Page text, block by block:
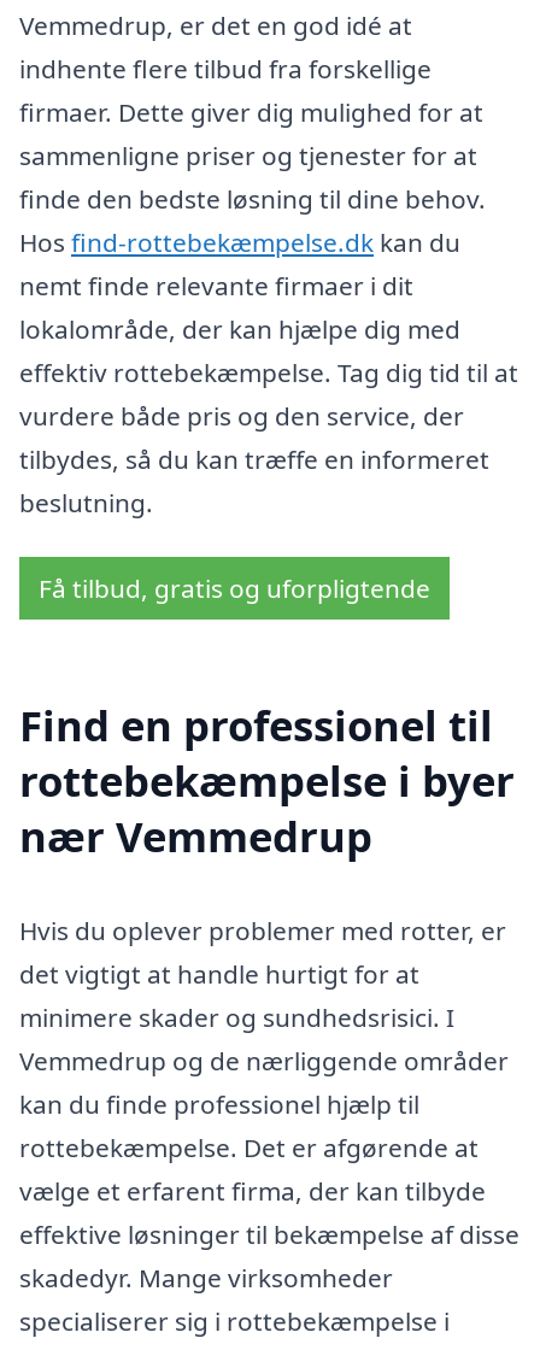
Vemmedrup, er det en god idé at
indhente flere tilbud fra forskellige
firmaer. Dette giver dig mulighed for at
sammenligne priser og tjenester for at
finde den bedste løsning til dine behov.
Hos find-rottebekæmpelse.dk kan du
nemt finde relevante firmaer i dit
lokalområde, der kan hjælpe dig med
effektiv rottebekæmpelse. Tag dig tid til at
vurdere både pris og den service, der
tilbydes, så du kan træffe en informeret
beslutning.
Få tilbud, gratis og uforpligtende
Find en professionel til
rottebekæmpelse i byer
nær Vemmedrup
Hvis du oplever problemer med rotter, er
det vigtigt at handle hurtigt for at
minimere skader og sundhedsrisici. I
Vemmedrup og de nærliggende områder
kan du finde professionel hjælp til
rottebekæmpelse. Det er afgørende at
vælge et erfarent firma, der kan tilbyde
effektive løsninger til bekæmpelse af disse
skadedyr. Mange virksomheder
specialiserer sig i rottebekæmpelse i